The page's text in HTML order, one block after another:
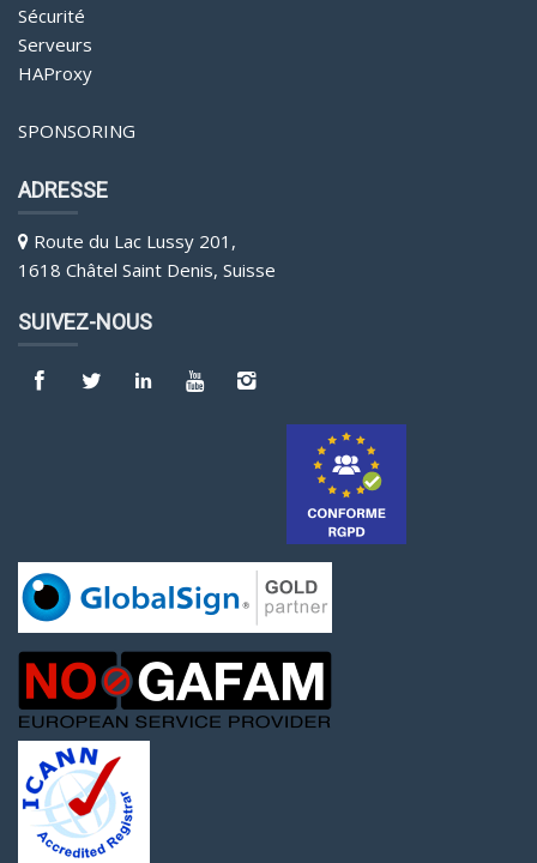
Sécurité
Serveurs
HAProxy
SPONSORING
ADRESSE
Route du Lac Lussy 201,
1618 Châtel Saint Denis, Suisse
SUIVEZ-NOUS